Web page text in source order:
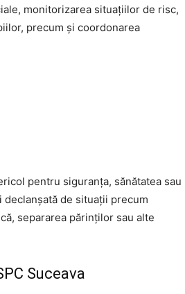
monitorizarea situațiilor de risc,
precum și coordonarea
pentru siguranța, sănătatea sau
de situații precum
separarea părinților sau alte
Suceava